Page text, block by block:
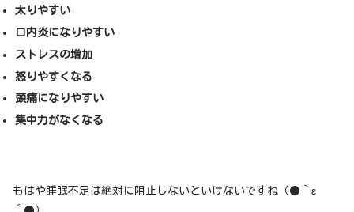
太りやすい
口内炎になりやすい
ストレスの増加
怒りやすくなる
頭痛になりやすい
集中力がなくなる
もはや睡眠不足は絶対に阻止しないといけないですね（●｀ε